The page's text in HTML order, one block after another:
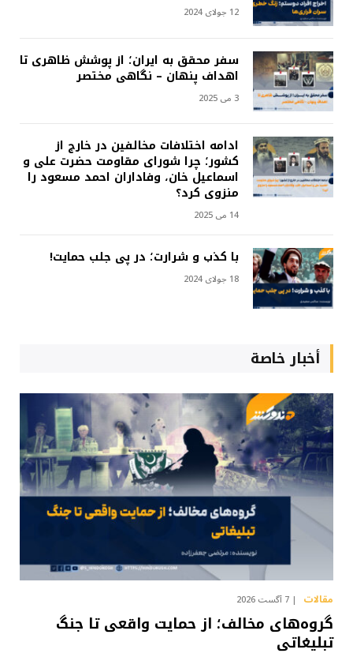
12 جولای 2024
سفر محقق به ایران؛ از پوشش ظاهری تا
اهداف پنهان – نگاهی مختصر
3 می 2025
ادامه اختلافات مخالفین در خارج از
کشور؛ چرا شورای مقاومت حضرت علی و
اسماعیل خان، وفاداران احمد مسعود را
منزوی کرد؟
14 می 2025
با کذب و شرارت؛ در پی جلب حمایت!
18 جولای 2024
أخبار خاصة
مقالات 7 آگست 2026
گروه‌های مخالف؛ از حمایت واقعی تا جنگ
تبلیغاتی